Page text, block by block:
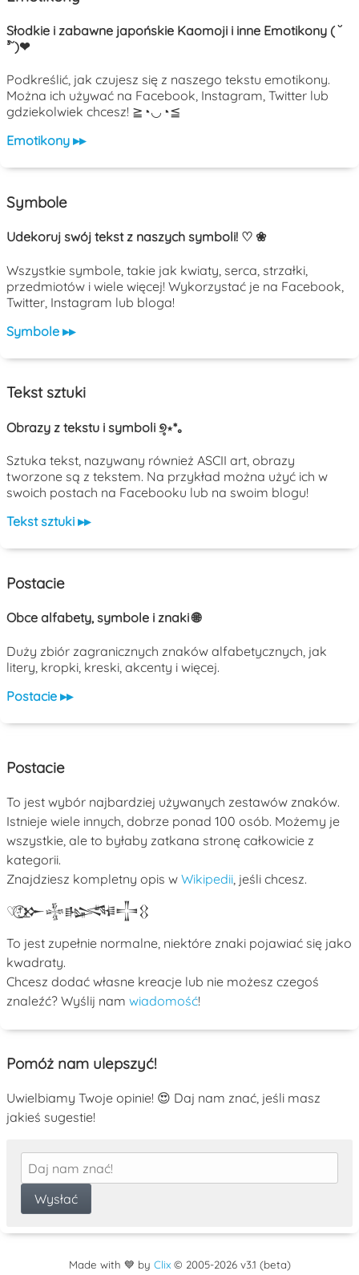
Słodkie i zabawne japońskie Kaomoji i inne Emotikony ( ˘
³˘)❤
Podkreślić, jak czujesz się z naszego tekstu emotikony.
Można ich używać na Facebook, Instagram, Twitter lub
gdziekolwiek chcesz! ≧◔◡◔≦
Emotikony ▸▸
Symbole
Udekoruj swój tekst z naszych symboli! ♡ ❀
Wszystkie symbole, takie jak kwiaty, serca, strzałki,
przedmiotów i wiele więcej! Wykorzystać je na Facebook,
Twitter, Instagram lub bloga!
Symbole ▸▸
Tekst sztuki
Obrazy z tekstu i symboli ୭̥⋆*｡
Sztuka tekst, nazywany również ASCII art, obrazy
tworzone są z tekstem. Na przykład można użyć ich w
swoich postach na Facebooku lub na swoim blogu!
Tekst sztuki ▸▸
Postacie
Obce alfabety, symbole i znaki 🌐
Duży zbiór zagranicznych znaków alfabetycznych, jak
litery, kropki, kreski, akcenty i więcej.
Postacie ▸▸
Postacie
To jest wybór najbardziej używanych zestawów znaków.
Istnieje wiele innych, dobrze ponad 100 osób. Możemy je
wszystkie, ale to byłaby zatkana stronę całkowicie z
kategorii.
Znajdziesz kompletny opis w Wikipedii , jeśli chcesz.
♡†𒁍𒈔𒈙𒋲𒌐
To jest zupełnie normalne, niektóre znaki pojawiać się jako
kwadraty.
Chcesz dodać własne kreacje lub nie możesz czegoś
znaleźć? Wyślij nam wiadomość!
Pomóż nam ulepszyć!
Uwielbiamy Twoje opinie! 😍 Daj nam znać, jeśli masz
jakieś sugestie!
Made with 💙 by Clix© 2005-2026 v3.1 (beta)